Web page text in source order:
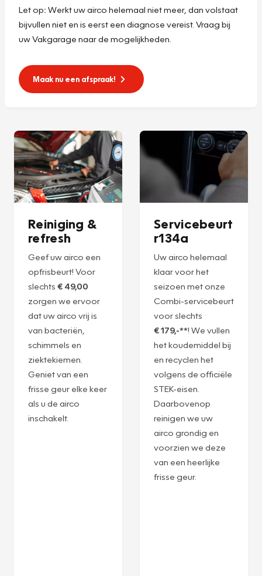
Let op: Werkt uw airco helemaal niet meer, dan volstaat
bijvullen niet en is eerst een diagnose vereist. Vraag bij
uw Vakgarage naar de mogelijkheden.
Maak nu een afspraak!
Reiniging &
refresh
Geef uw airco een
opfrisbeurt! Voor
slechts € 49,00
zorgen we ervoor
dat uw airco vrij is
van bacteriën,
schimmels en
ziektekiemen.
Geniet van een
frisse geur elke keer
als u de airco
inschakelt.
Servicebeurt
r134a
Uw airco helemaal
klaar voor het
seizoen met onze
Combi-servicebeurt
voor slechts
€ 179,-**! We vullen
het koudemiddel bij
en recyclen het
volgens de officiële
STEK-eisen.
Daarbovenop
reinigen we uw
airco grondig en
voorzien we deze
van een heerlijke
frisse geur.